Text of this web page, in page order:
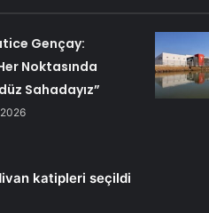
Gençay:
Noktasında
Sahadayız”
katipleri seçildi